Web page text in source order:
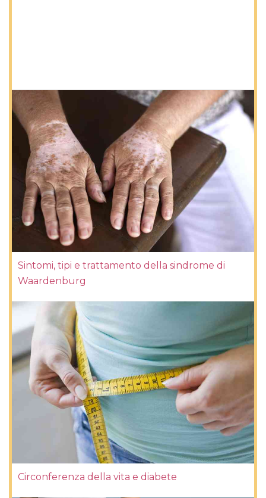
Sintomi, tipi e trattamento della sindrome di
Waardenburg
Circonferenza della vita e diabete